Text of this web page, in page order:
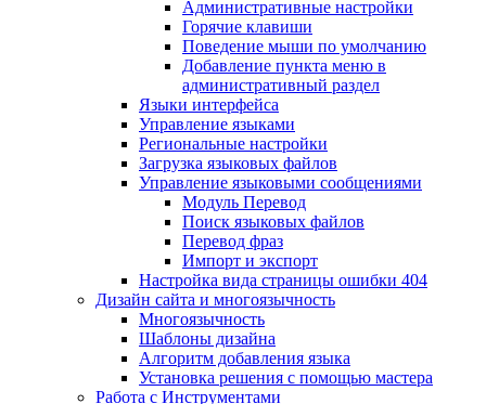
Административные настройки
Горячие клавиши
Поведение мыши по умолчанию
Добавление пункта меню в
административный раздел
Языки интерфейса
Управление языками
Региональные настройки
Загрузка языковых файлов
Управление языковыми сообщениями
Mодуль Перевод
Поиск языковых файлов
Перевод фраз
Импорт и экспорт
Настройка вида страницы ошибки 404
Дизайн сайта и многоязычность
Многоязычность
Шаблоны дизайна
Алгоритм добавления языка
Установка решения с помощью мастера
Работа с Инструментами